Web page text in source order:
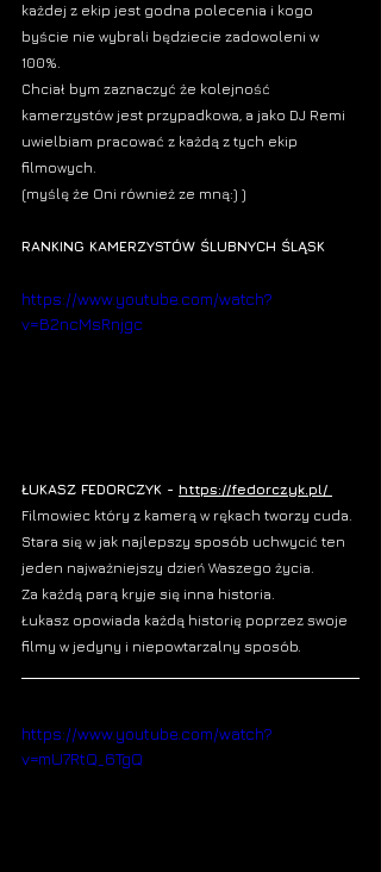
każdej z ekip jest godna polecenia i kogo
byście nie wybrali będziecie zadowoleni w
100%.
Chciał bym zaznaczyć że kolejność
kamerzystów jest przypadkowa, a jako DJ Remi
uwielbiam pracować z każdą z tych ekip
filmowych.
(myślę że Oni również ze mną:) )
RANKING KAMERZYSTÓW ŚLUBNYCH ŚLĄSK
https://www.youtube.com/watch?
v=B2ncMsRnjgc
ŁUKASZ FEDORCZYK - https://fedorczyk.pl/
Filmowiec który z kamerą w rękach tworzy cuda.
Stara się w jak najlepszy sposób uchwycić ten
jeden najważniejszy dzień Waszego życia.
Za każdą parą kryje się inna historia.
Łukasz opowiada każdą historię poprzez swoje
filmy w jedyny i niepowtarzalny sposób.
https://www.youtube.com/watch?
v=mU7RtQ_6TgQ